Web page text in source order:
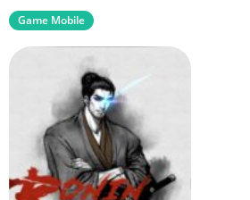
Game Mobile